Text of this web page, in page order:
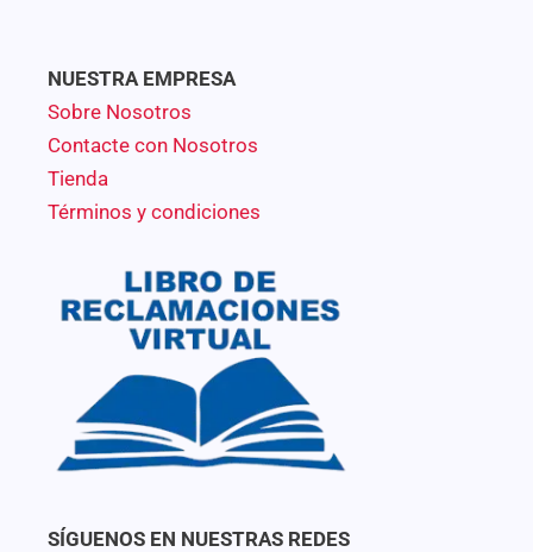
NUESTRA EMPRESA
Sobre Nosotros
Contacte con Nosotros
Tienda
Términos y condiciones
SÍGUENOS EN NUESTRAS REDES